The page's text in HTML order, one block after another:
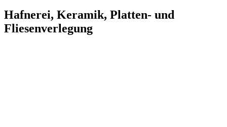
Hafnerei, Keramik, Platten- und
Fliesenverlegung